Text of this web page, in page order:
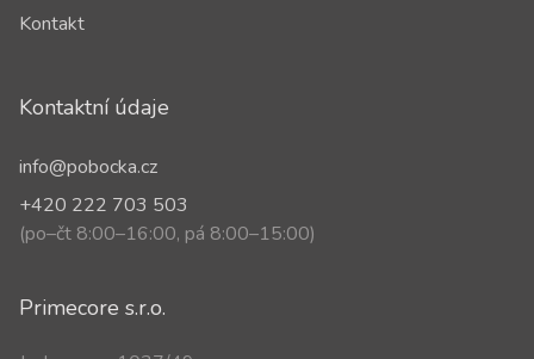
Kontakt
Kontaktní údaje
info@pobocka.cz
+420 222 703 503
(po–čt 8:00–16:00, pá 8:00–15:00)
Primecore s.r.o.